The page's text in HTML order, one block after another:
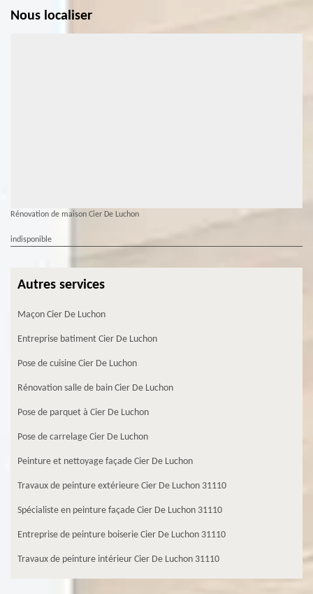
Nous localiser
Rénovation de maison Cier De Luchon
indisponible
Autres services
Maçon Cier De Luchon
Entreprise batiment Cier De Luchon
Pose de cuisine Cier De Luchon
Rénovation salle de bain Cier De Luchon
Pose de parquet à Cier De Luchon
Pose de carrelage Cier De Luchon
Peinture et nettoyage façade Cier De Luchon
Travaux de peinture extérieure Cier De Luchon 31110
Spécialiste en peinture façade Cier De Luchon 31110
Entreprise de peinture boiserie Cier De Luchon 31110
Travaux de peinture intérieur Cier De Luchon 31110